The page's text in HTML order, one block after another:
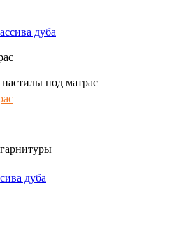
дуба
под матрас
дуба